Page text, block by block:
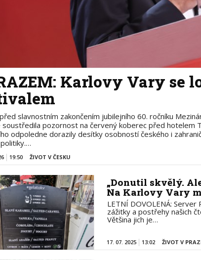
Karlovy Vary se
slavnostním zakončením jubilejního 60. ročníku
soustředila pozornost na červený koberec před hotelem
odpoledne dorazily desítky osobností českého i
19:50 ŽIVOT V ČESKU
„Donutil skvělý.
Na Karlovy Vary
LETNÍ DOVOLENÁ:
zážitky a postřehy našich
Většina jich je…
17. 07. 2025 13:02 ŽIVOT V